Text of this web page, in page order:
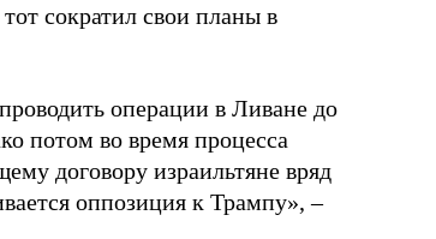
сократил свои планы в
операции в Ливане до
потом во время процесса
договору израильтяне вряд
оппозиция к Трампу», –